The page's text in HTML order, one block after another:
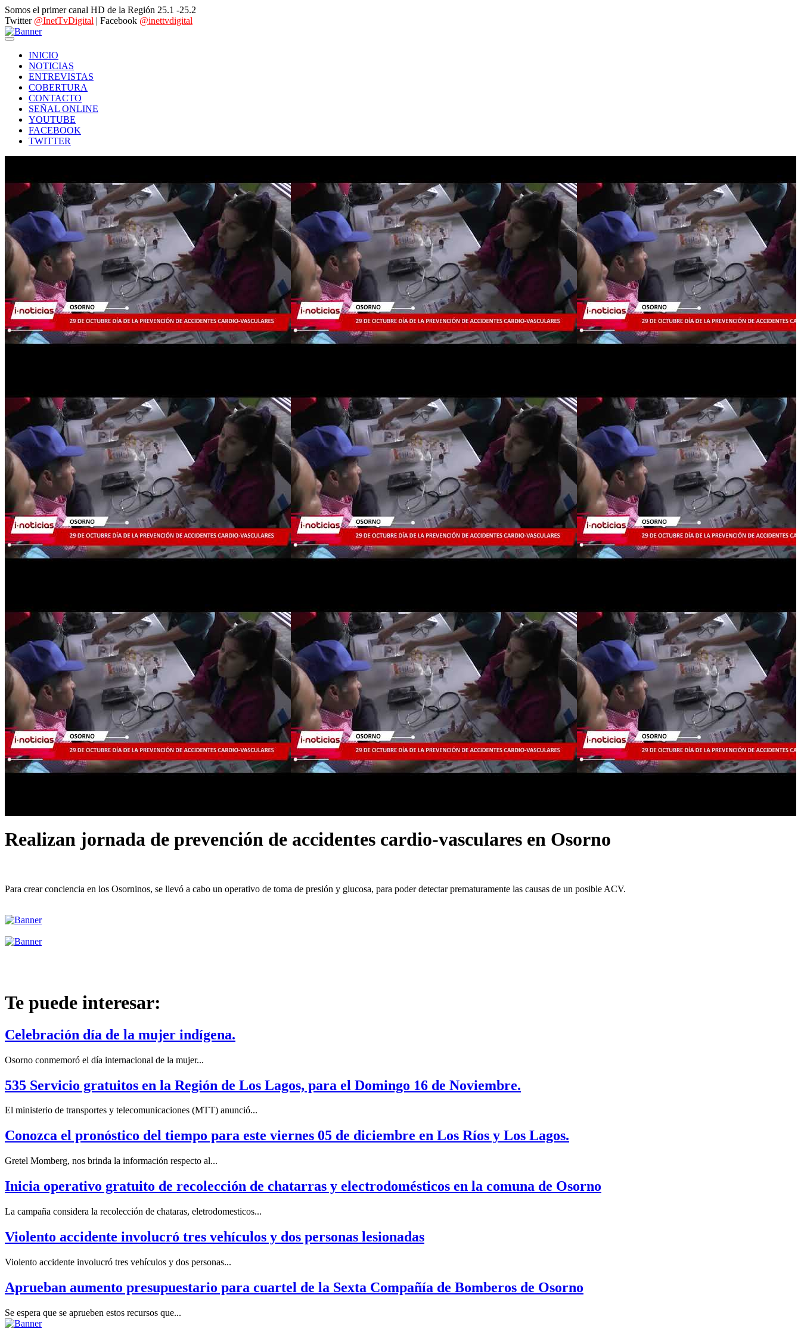
Somos el primer canal HD de la Región 25.1 -25.2
Twitter @InetTvDigital | Facebook @inettvdigital
INICIO
NOTICIAS
ENTREVISTAS
COBERTURA
CONTACTO
SEÑAL ONLINE
YOUTUBE
FACEBOOK
TWITTER
Realizan jornada de prevención de accidentes cardio-vasculares en Osorno
Para crear conciencia en los Osorninos, se llevó a cabo un operativo de toma de presión y glucosa, para poder detectar prematuramente las causas de un posible ACV.
Te puede interesar:
Celebración día de la mujer indígena.
Osorno conmemoró el día internacional de la mujer...
535 Servicio gratuitos en la Región de Los Lagos, para el Domingo 16 de Noviembre.
El ministerio de transportes y telecomunicaciones (MTT) anunció...
Conozca el pronóstico del tiempo para este viernes 05 de diciembre en Los Ríos y Los Lagos.
Gretel Momberg, nos brinda la información respecto al...
Inicia operativo gratuito de recolección de chatarras y electrodomésticos en la comuna de Osorno
La campaña considera la recolección de chataras, eletrodomesticos...
Violento accidente involucró tres vehículos y dos personas lesionadas
Violento accidente involucró tres vehículos y dos personas...
Aprueban aumento presupuestario para cuartel de la Sexta Compañía de Bomberos de Osorno
Se espera que se aprueben estos recursos que...